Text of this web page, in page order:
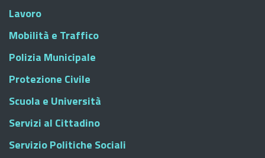
Lavoro
Mobilità e Traffico
Polizia Municipale
Protezione Civile
Scuola e Università
Servizi al Cittadino
Servizio Politiche Sociali